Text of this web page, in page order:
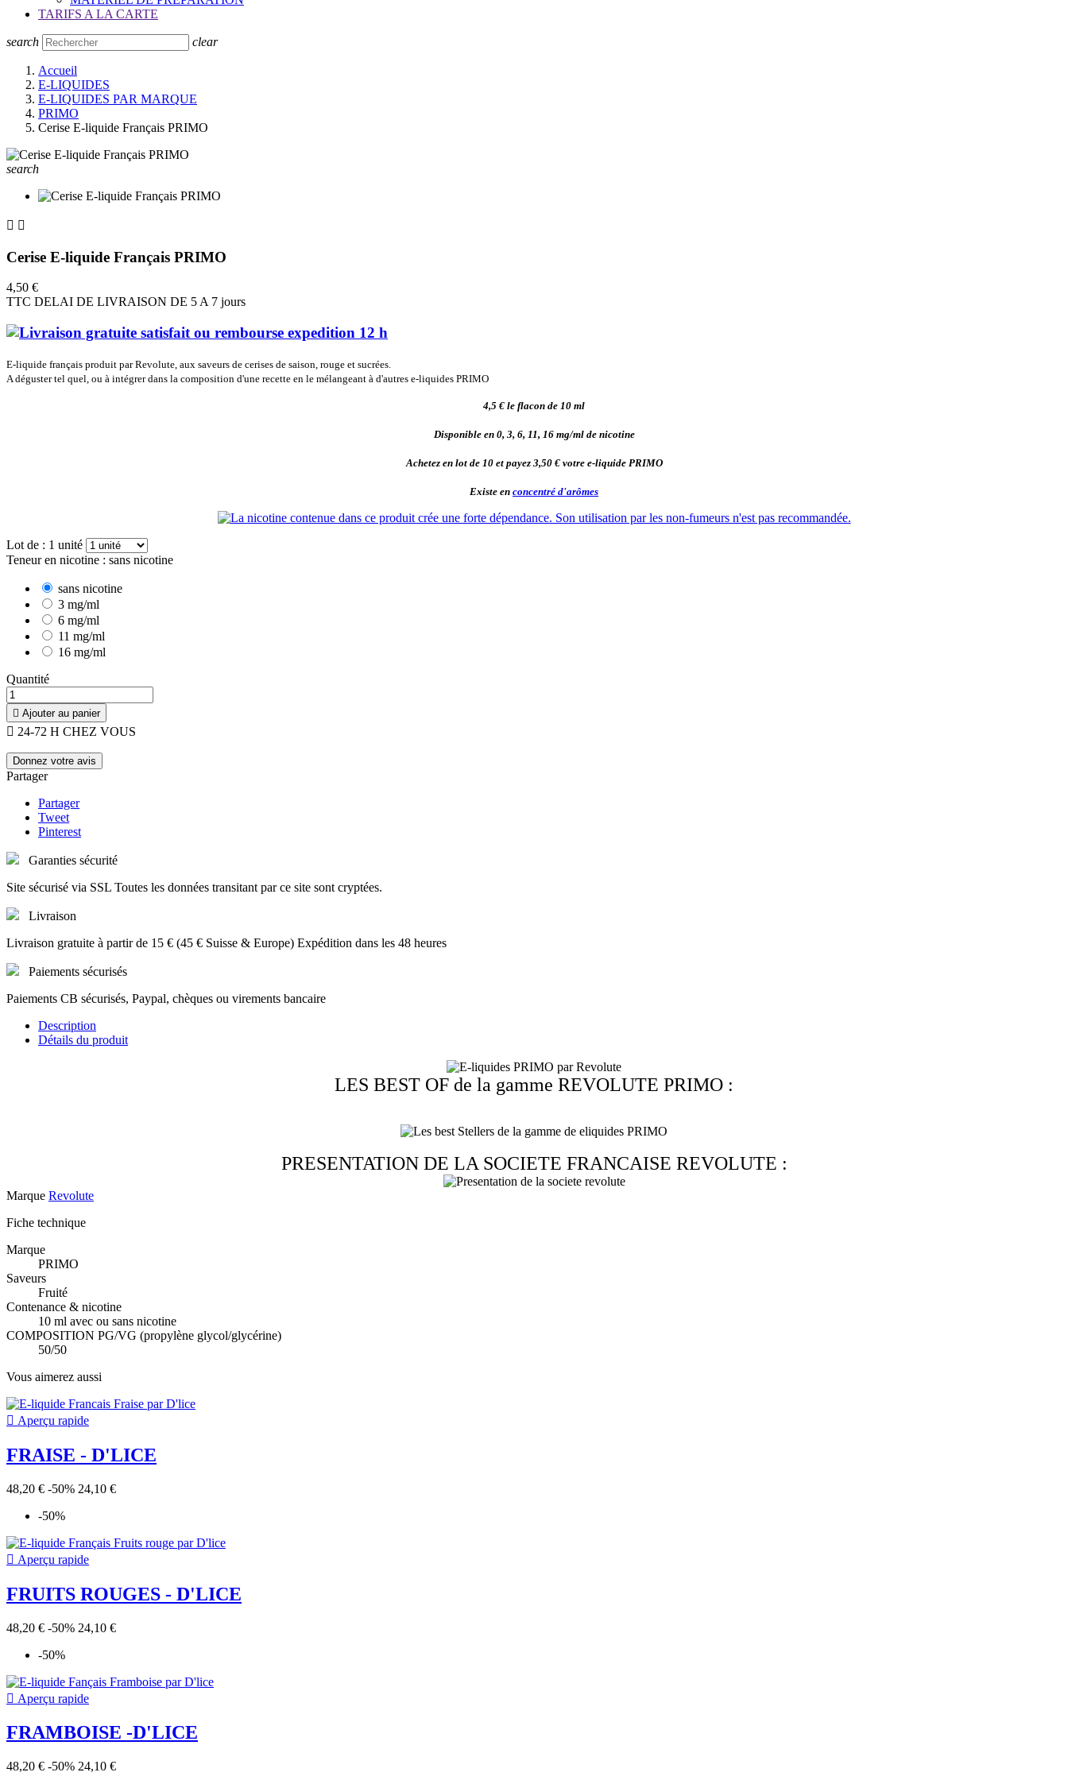
TARIFS A LA CARTE
search clear
Accueil
E-LIQUIDES
E-LIQUIDES PAR MARQUE
PRIMO
Cerise E-liquide Français PRIMO
search
 
Cerise E-liquide Français PRIMO
4,50 €
TTC DELAI DE LIVRAISON DE 5 A 7 jours
E-liquide français produit par Revolute, aux saveurs de cerises de saison, rouge et sucrées.
A déguster tel quel, ou à intégrer dans la composition d'une recette en le mélangeant à d'autres e-liquides PRIMO
4,5 € le flacon de 10 ml
Disponible en 0, 3, 6, 11, 16 mg/ml de nicotine
Achetez en lot de 10 et payez 3,50 € votre e-liquide PRIMO
Existe en concentré d'arômes
Lot de : 1 unité
Teneur en nicotine : sans nicotine
sans nicotine
3 mg/ml
6 mg/ml
11 mg/ml
16 mg/ml
Quantité
 Ajouter au panier
 24-72 H CHEZ VOUS
Donnez votre avis
Partager
Partager
Tweet
Pinterest
Garanties sécurité
Site sécurisé via SSL Toutes les données transitant par ce site sont cryptées.
Livraison
Livraison gratuite à partir de 15 € (45 € Suisse & Europe) Expédition dans les 48 heures
Paiements sécurisés
Paiements CB sécurisés, Paypal, chèques ou virements bancaire
Description
Détails du produit
LES BEST OF de la gamme REVOLUTE PRIMO :
PRESENTATION DE LA SOCIETE FRANCAISE REVOLUTE :
Marque Revolute
Fiche technique
Marque
PRIMO
Saveurs
Fruité
Contenance & nicotine
10 ml avec ou sans nicotine
COMPOSITION PG/VG (propylène glycol/glycérine)
50/50
Vous aimerez aussi
 Aperçu rapide
FRAISE - D'LICE
48,20 € -50% 24,10 €
-50%
 Aperçu rapide
FRUITS ROUGES - D'LICE
48,20 € -50% 24,10 €
-50%
 Aperçu rapide
FRAMBOISE -D'LICE
48,20 € -50% 24,10 €